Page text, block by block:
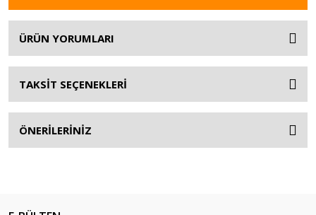
ÜRÜN YORUMLARI
TAKSİT SEÇENEKLERİ
ÖNERİLERİNİZ